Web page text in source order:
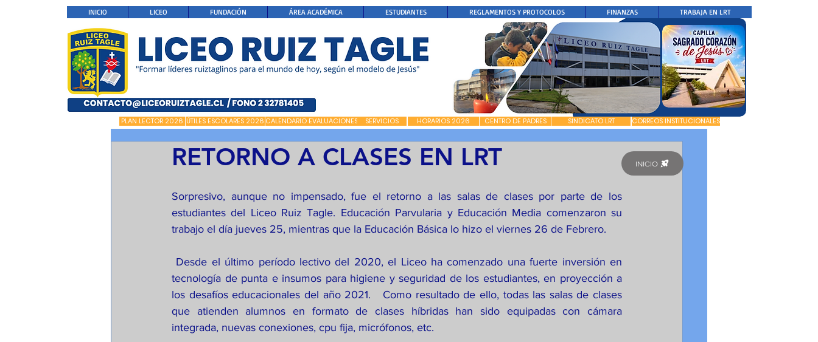
INICIO LICEO FUNDACIÓN ÁREA ACADÉMICA ESTUDIANTES REGLAMENTOS Y PROTOCOLOS FINANZAS TRABAJA EN LRT
PLAN LECTOR 2026 ÚTILES ESCOLARES 2026 CALENDARIO EVALUACIONES SERVICIOS HORARIOS 2026 CENTRO DE PADRES SINDICATO LRT CORREOS INSTITUCIONALES
RETORNO A CLASES EN LRT
Sorpresivo, aunque no impensado, fue el retorno a las salas de clases por parte de los
estudiantes del Liceo Ruiz Tagle. Educación Parvularia y Educación Media comenzaron su
trabajo el día jueves 25, mientras que la Educación Básica lo hizo el viernes 26 de Febrero.
tecnología de punta e insumos para higiene y seguridad de los estudiantes, en proyección a
los desafíos educacionales del año 2021.   Como resultado de ello, todas las salas de clases
que atienden alumnos en formato de clases híbridas han sido equipadas con cámara
integrada, nuevas conexiones, cpu fija, micrófonos, etc.
INICIO